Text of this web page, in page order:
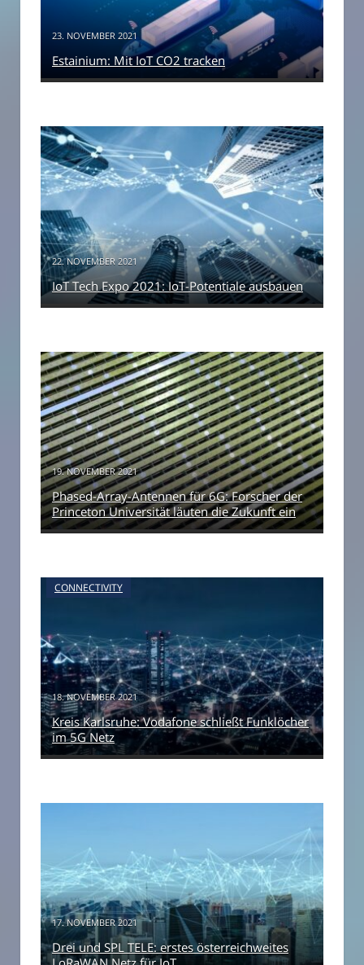
23. NOVEMBER 2021
Estainium: Mit IoT CO2 tracken
22. NOVEMBER 2021
IoT Tech Expo 2021: IoT-Potentiale ausbauen
19. NOVEMBER 2021
Phased-Array-Antennen für 6G: Forscher der
Princeton Universität läuten die Zukunft ein
CONNECTIVITY
18. NOVEMBER 2021
Kreis Karlsruhe: Vodafone schließt Funklöcher
im 5G Netz
17. NOVEMBER 2021
Drei und SPL TELE: erstes österreichweites